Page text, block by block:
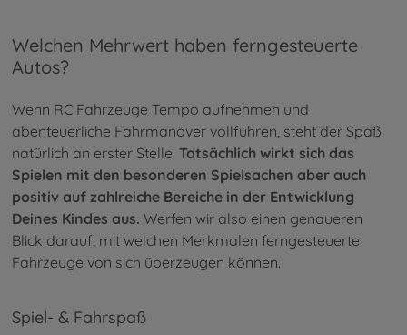
Welchen Mehrwert haben ferngesteuerte
Autos?
Wenn RC Fahrzeuge Tempo aufnehmen und
abenteuerliche Fahrmanöver vollführen, steht der Spaß
natürlich an erster Stelle. Tatsächlich wirkt sich das
Spielen mit den besonderen Spielsachen aber auch
positiv auf zahlreiche Bereiche in der Entwicklung
Deines Kindes aus. Werfen wir also einen genaueren
Blick darauf, mit welchen Merkmalen ferngesteuerte
Fahrzeuge von sich überzeugen können.
Spiel- & Fahrspaß